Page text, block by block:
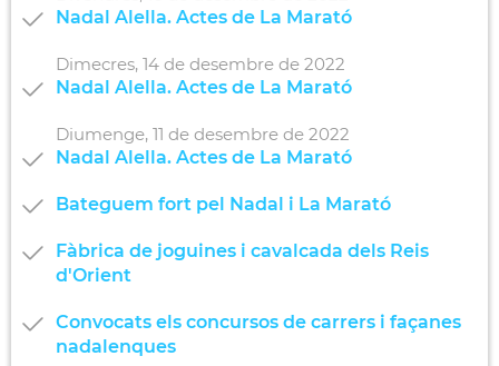
Nadal Alella. Actes de La Marató
Dimecres, 14 de desembre de 2022
Nadal Alella. Actes de La Marató
Diumenge, 11 de desembre de 2022
Nadal Alella. Actes de La Marató
Bateguem fort pel Nadal i La Marató
Fàbrica de joguines i cavalcada dels Reis
d'Orient
Convocats els concursos de carrers i façanes
nadalenques